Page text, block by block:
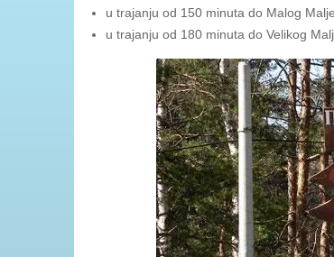
u trajanju od 150 minuta do Malog
u trajanju od 180 minuta do Velikog